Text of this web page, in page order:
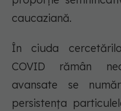
caucaziană.
În ciuda
COVID rămân
avansate se
persistența